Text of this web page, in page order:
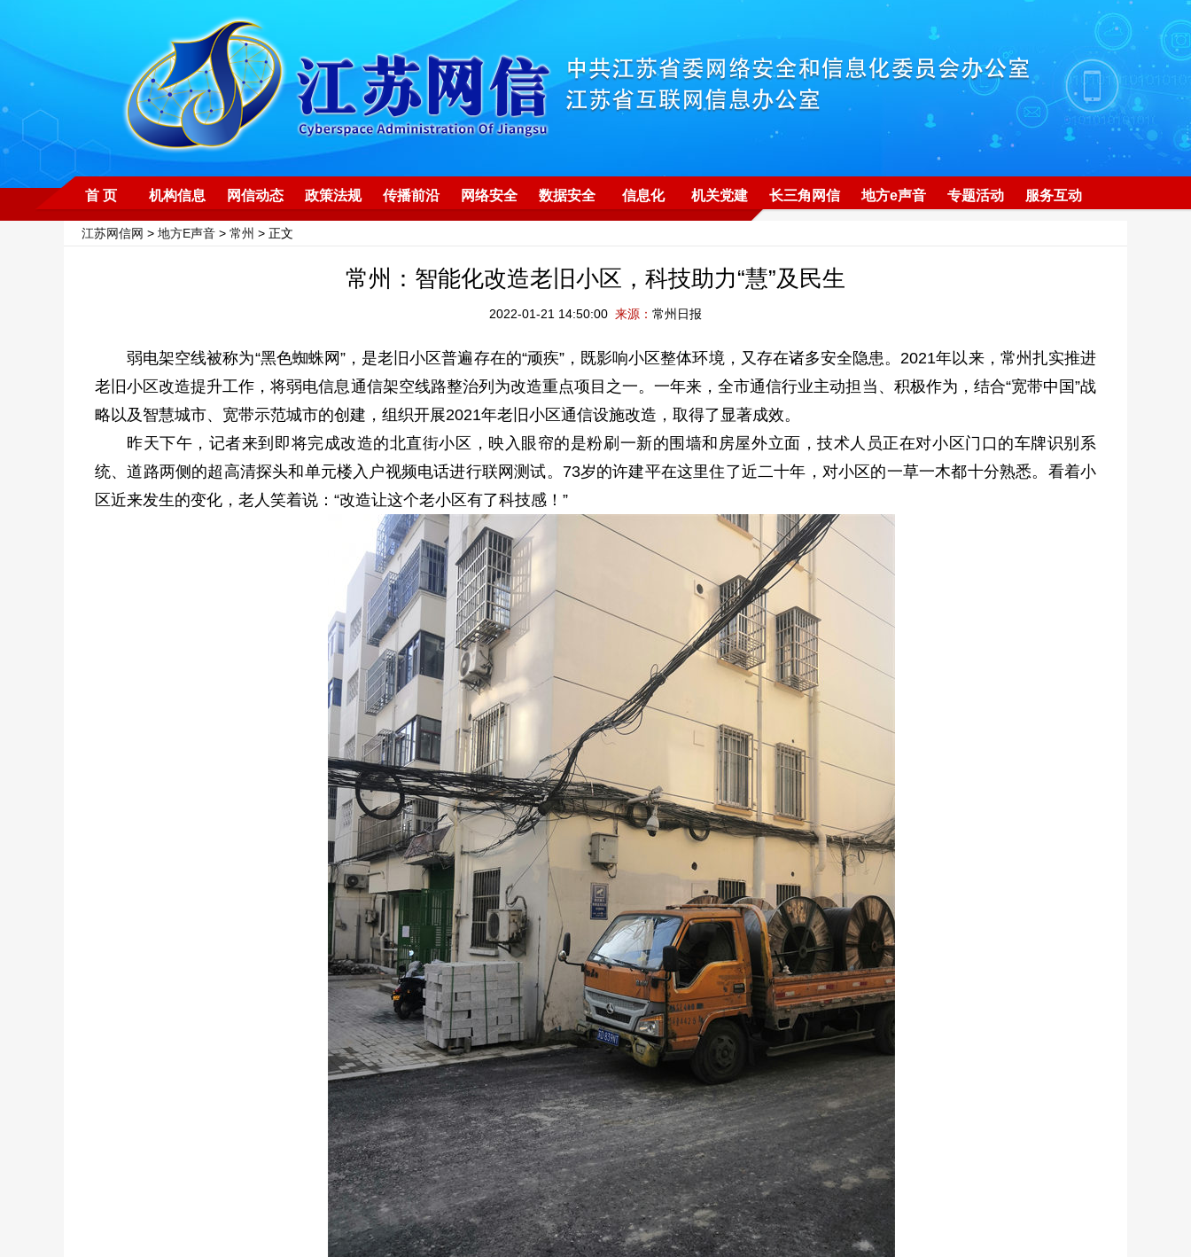
首 页 机构信息 网信动态 政策法规 传播前沿 网络安全 数据安全 信息化 机关党建 长三角网信 地方e声音 专题活动 服务互动
江苏网信网 > 地方E声音 > 常州 > 正文
常州：智能化改造老旧小区，科技助力“慧”及民生
2022-01-21 14:50:00 来源： 常州日报
弱电架空线被称为“黑色蜘蛛网”，是老旧小区普遍存在的“顽疾”，既影响小区整体环境，又存在诸多安全隐患。2021年以来，常州扎实推进
老旧小区改造提升工作，将弱电信息通信架空线路整治列为改造重点项目之一。一年来，全市通信行业主动担当、积极作为，结合“宽带中国”战
略以及智慧城市、宽带示范城市的创建，组织开展2021年老旧小区通信设施改造，取得了显著成效。
昨天下午，记者来到即将完成改造的北直街小区，映入眼帘的是粉刷一新的围墙和房屋外立面，技术人员正在对小区门口的车牌识别系
统、道路两侧的超高清探头和单元楼入户视频电话进行联网测试。73岁的许建平在这里住了近二十年，对小区的一草一木都十分熟悉。看着小
区近来发生的变化，老人笑着说：“改造让这个老小区有了科技感！”